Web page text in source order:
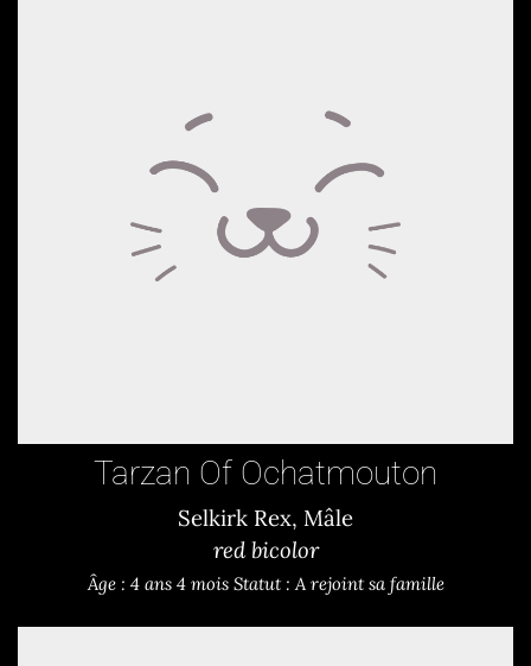
Tarzan Of Ochatmouton
Selkirk Rex, Mâle
red bicolor
Âge : 4 ans 4 mois Statut : A rejoint sa famille